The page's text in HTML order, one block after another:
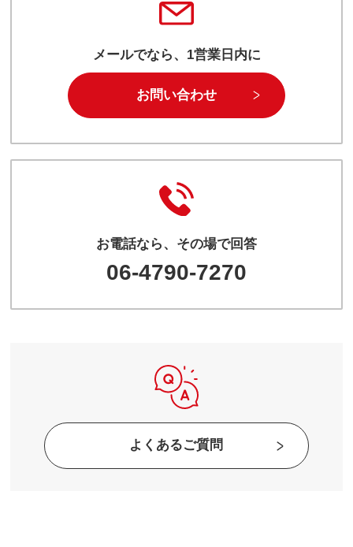
メールでなら、1営業日内に
お問い合わせ
お電話なら、その場で回答
06-4790-7270
よくあるご質問